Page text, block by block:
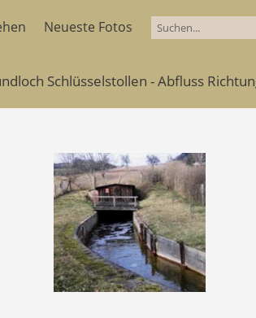
Neueste Fotos
Schlüsselstollen - Abfluss